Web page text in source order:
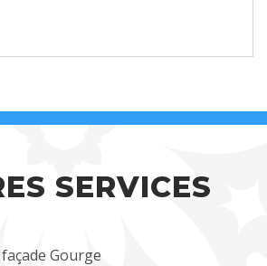
SERVICES
Gourge